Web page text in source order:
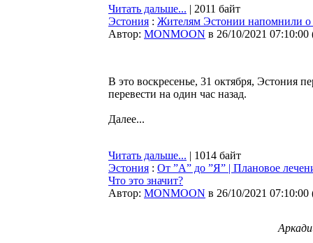
Читать дальше... | 2011 байт
Эстония : Жителям Эстонии напомнили о
Автор: MONMOON в 26/10/2021 07:10:00
В это воскресенье, 31 октября, Эстония
перевести на один час назад.
Далее...
Читать дальше... | 1014 байт
Эстония : От ”А” до ”Я” | Плановое
Что это значит?
Автор: MONMOON в 26/10/2021 07:10:00